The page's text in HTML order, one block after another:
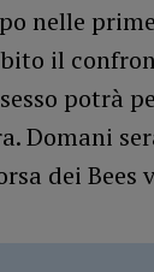
nelle
il
potrà
Domani
dei Bees